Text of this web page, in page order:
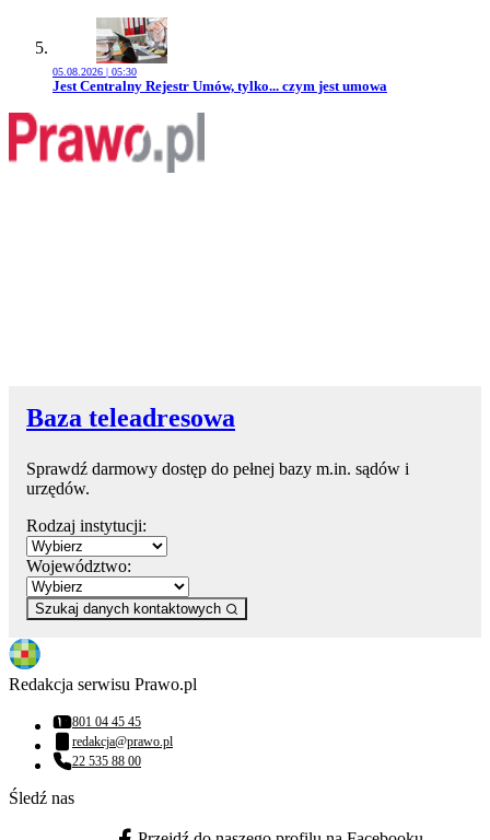
05.08.2026 | 05:30
Przejdź do artykułu:
Jest Centralny Rejestr Umów, tylko... czym jest umowa
Baza teleadresowa
Sprawdź darmowy dostęp do pełnej bazy m.in. sądów i
urzędów.
Rodzaj instytucji:
Województwo:
Szukaj danych kontaktowych
Redakcja serwisu Prawo.pl
Numer telefonu:
801 04 45 45
Adres email:
redakcja@prawo.pl
Numer telefonu:
22 535 88 00
Śledź nas